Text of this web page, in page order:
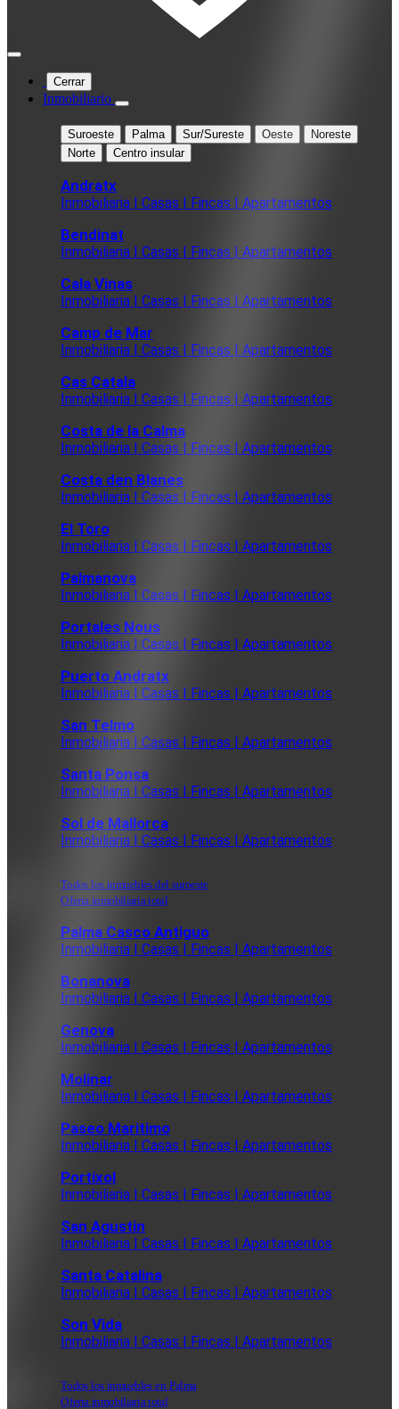
Cerrar
Inmobiliario
Suroeste Palma Sur/Sureste Oeste
Noreste
Norte
Centro insular
Andratx
Inmobiliaria | Casas | Fincas | Apartamentos
Bendinat
Inmobiliaria | Casas | Fincas | Apartamentos
Cala Vinas
Inmobiliaria | Casas | Fincas | Apartamentos
Camp de Mar
Inmobiliaria | Casas | Fincas | Apartamentos
Cas Catala
Inmobiliaria | Casas | Fincas | Apartamentos
Costa de la Calma
Inmobiliaria | Casas | Fincas | Apartamentos
Costa den Blanes
Inmobiliaria | Casas | Fincas | Apartamentos
El Toro
Inmobiliaria | Casas | Fincas | Apartamentos
Palmanova
Inmobiliaria | Casas | Fincas | Apartamentos
Portales Nous
Inmobiliaria | Casas | Fincas | Apartamentos
Puerto Andratx
Inmobiliaria | Casas | Fincas | Apartamentos
San Telmo
Inmobiliaria | Casas | Fincas | Apartamentos
Santa Ponsa
Inmobiliaria | Casas | Fincas | Apartamentos
Sol de Mallorca
Inmobiliaria | Casas | Fincas | Apartamentos
Todos los inmuebles del suroeste
Oferta inmobiliaria total
Palma Casco Antiguo
Inmobiliaria | Casas | Fincas | Apartamentos
Bonanova
Inmobiliaria | Casas | Fincas | Apartamentos
Genova
Inmobiliaria | Casas | Fincas | Apartamentos
Molinar
Inmobiliaria | Casas | Fincas | Apartamentos
Paseo Maritimo
Inmobiliaria | Casas | Fincas | Apartamentos
Portixol
Inmobiliaria | Casas | Fincas | Apartamentos
San Agustin
Inmobiliaria | Casas | Fincas | Apartamentos
Santa Catalina
Inmobiliaria | Casas | Fincas | Apartamentos
Son Vida
Inmobiliaria | Casas | Fincas | Apartamentos
Todos los inmuebles en Palma
Oferta inmobiliaria total